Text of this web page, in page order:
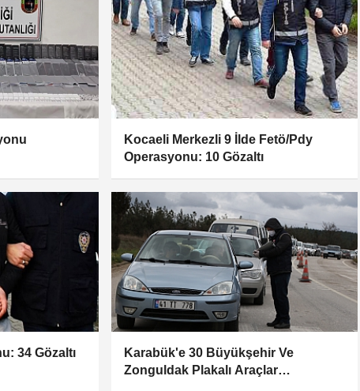
Kocaeli Merkezli 9 İlde Fetö/Pdy
Operasyonu: 10 Gözaltı
34 Gözaltı
Karabük'e 30 Büyükşehir Ve
Zonguldak Plakalı Araçlar